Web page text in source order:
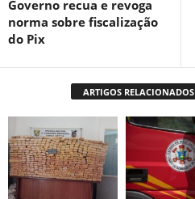
Governo recua e revoga
norma sobre fiscalização
do Pix
ARTIGOS RELACIONADOS